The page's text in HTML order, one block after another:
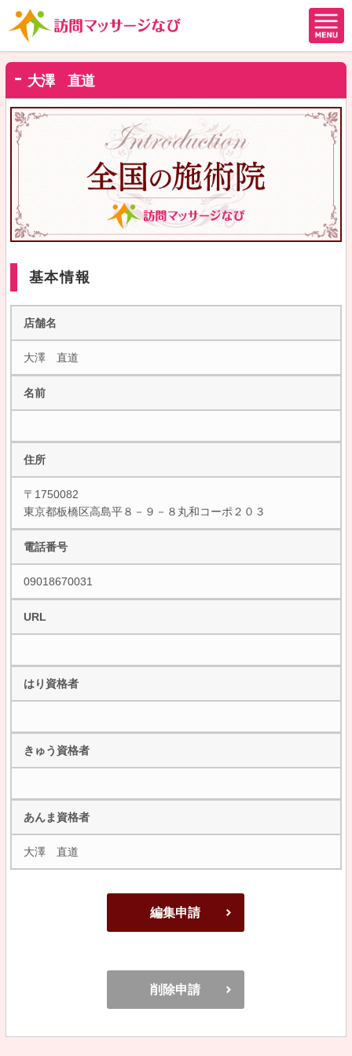
大澤 直道
基本情報
店舗名
大澤 直道
名前
住所
〒1750082
東京都板橋区高島平８－９－８丸和コーポ２０３
電話番号
09018670031
URL
はり資格者
きゅう資格者
あんま資格者
大澤 直道
編集申請
削除申請